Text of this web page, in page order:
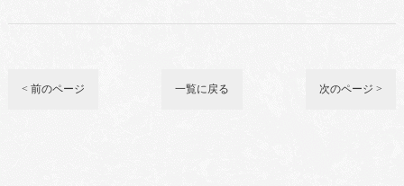
< 前のページ 一覧に戻る 次のページ >